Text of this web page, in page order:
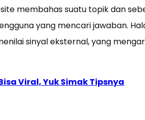
membahas suatu topik dan
yang mencari jawaban.
sinyal eksternal, yang
Viral, Yuk Simak Tipsnya